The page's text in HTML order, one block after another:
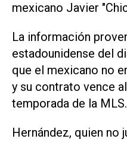
mexicano Javier
La información
estadounidense del
que el mexicano no
y su contrato vence
temporada de la MLS.
Hernández, quien no